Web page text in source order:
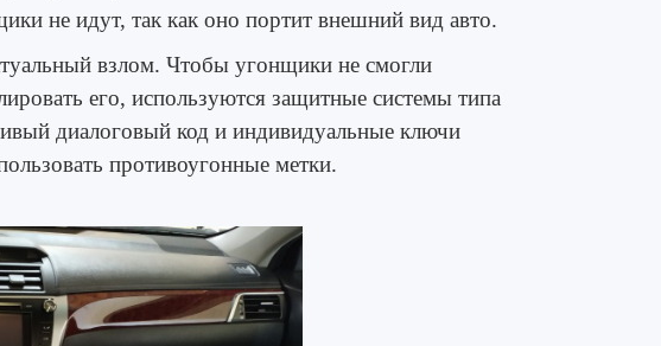
не идут, так как оно портит внешний вид авто.
взлом. Чтобы угонщики не смогли
его, используются защитные системы типа
диалоговый код и индивидуальные ключи
противоугонные метки.